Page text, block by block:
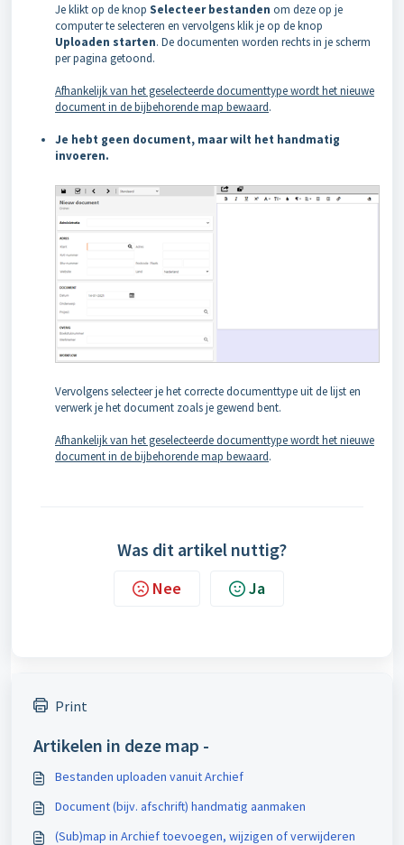
Je klikt op de knop Selecteer bestanden om deze op je
computer te selecteren en vervolgens klik je op de knop
Uploaden starten. De documenten worden rechts in je scherm
per pagina getoond.
Afhankelijk van het geselecteerde documenttype wordt het nieuwe
document in de bijbehorende map bewaard.
Je hebt geen document, maar wilt het handmatig
invoeren.
Vervolgens selecteer je het correcte documenttype uit de lijst en
verwerk je het document zoals je gewend bent.
Afhankelijk van het geselecteerde documenttype wordt het nieuwe
document in de bijbehorende map bewaard.
Was dit artikel nuttig?
Nee Ja
Print
Artikelen in deze map -
Bestanden uploaden vanuit Archief
Document (bijv. afschrift) handmatig aanmaken
(Sub)map in Archief toevoegen, wijzigen of verwijderen